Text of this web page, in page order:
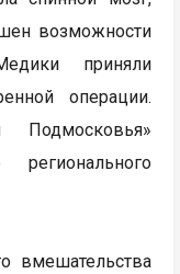
возможности
приняли
операции.
вмешательства